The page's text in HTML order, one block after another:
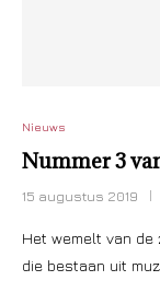
Nieuws
Nummer 3
15 augustus 2019
Het wemelt van de
die bestaan uit